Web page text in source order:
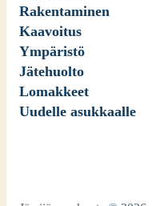
Rakentaminen
Kaavoitus
Ympäristö
Jätehuolto
Lomakkeet
Uudelle asukkaalle